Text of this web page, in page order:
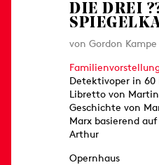
DIE DREI
von Gordon Kampe
Detektivoper in 60
Libretto von
Geschichte von
Marx basierend
Arthur
Opernhaus